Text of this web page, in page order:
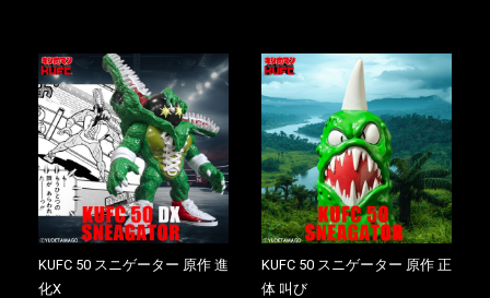
KUFC 50 スニゲーター 原作 進
化X
KUFC 50 スニゲーター 原作 正
体 叫び